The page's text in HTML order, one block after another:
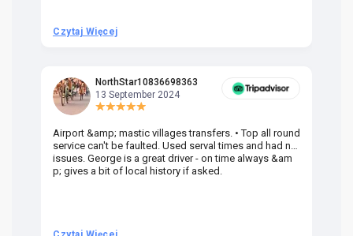
Czytaj Więcej
NorthStar10836698363
13 September 2024
Airport &amp; mastic villages transfers. • Top all round
service can't be faulted. Used serval times and had no
issues. George is a great driver - on time always &am
p; gives a bit of local history if asked.